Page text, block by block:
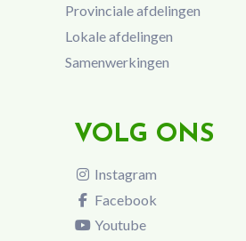
Provinciale afdelingen
Lokale afdelingen
Samenwerkingen
VOLG ONS
Instagram
Facebook
Youtube